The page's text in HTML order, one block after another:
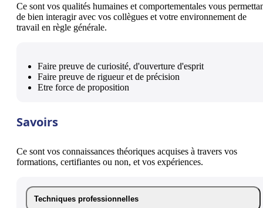
Ce sont vos qualités humaines et comportementales vous
de bien interagir avec vos collègues et votre environnement de
travail en règle générale.
Faire preuve de curiosité, d'ouverture d'esprit
Faire preuve de rigueur et de précision
Etre force de proposition
Savoirs
Ce sont vos connaissances théoriques acquises à travers vos
formations, certifiantes ou non, et vos expériences.
Techniques professionnelles